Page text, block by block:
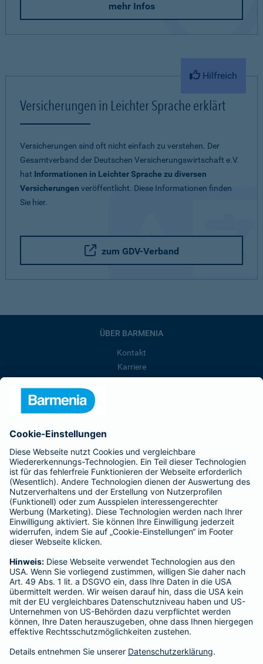
mehr Infos
Hilfreich
Versicherungen in Leichter Sprache erklärt
Versicherungen sind oft nicht einfach zu verstehen. Der
Gesamtverband der Deutschen Versicherungswirtschaft e.V.
hat Informationen in Leichter Sprache zu diversen
Versicherungen veröffentlicht. Diese Informationen finden
Sie hier.
zum GDV-Verband
ÜBER BARMENIA
Kontakt
Karriere
Barmenia ist Teil der BarmeniaGothaer
BELIEBTE SEITEN
Kranken-Zusatzversicherung
Tierversicherungen
Haftpflichtversicherung
Hausratversicherung
Adresse ändern
Schaden melden
Kilometerstandsmeldung
Serviceübersicht